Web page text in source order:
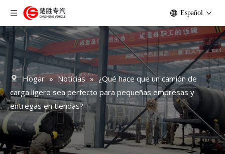
Español
Hogar » Noticias » ¿Qué hace que un camión de
carga ligero sea perfecto para pequeñas empresas y
entregas en tiendas?